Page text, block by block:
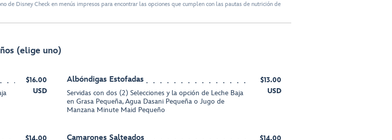
de Disney Check en menús impresos para encontrar las opciones que cumplen con las pautas de nutrición de
(elige uno)
$16.00
USD
Albóndigas Estofadas
Servidas con dos (2) Selecciones y la opción de Leche Baja
en Grasa Pequeña, Agua Dasani Pequeña o Jugo de
Manzana Minute Maid Pequeño
$13.00
USD
$14.00
Camarones Salteados
$14.00